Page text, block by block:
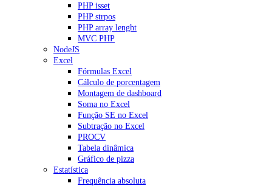
PHP isset
PHP strpos
PHP array lenght
MVC PHP
NodeJS
Excel
Fórmulas Excel
Cálculo de porcentagem
Montagem de dashboard
Soma no Excel
Função SE no Excel
Subtração no Excel
PROCV
Tabela dinâmica
Gráfico de pizza
Estatística
Frequência absoluta